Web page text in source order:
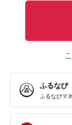
ふるなび
ふるなびマ